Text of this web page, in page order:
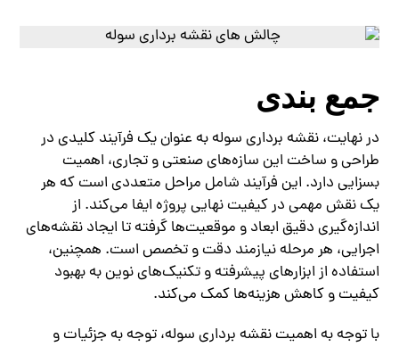
جمع‌ بندی
در نهایت، نقشه برداری سوله به عنوان یک فرآیند کلیدی در
طراحی و ساخت این سازه‌های صنعتی و تجاری، اهمیت
بسزایی دارد. این فرآیند شامل مراحل متعددی است که هر
یک نقش مهمی در کیفیت نهایی پروژه ایفا می‌کند. از
اندازه‌گیری دقیق ابعاد و موقعیت‌ها گرفته تا ایجاد نقشه‌های
اجرایی، هر مرحله نیازمند دقت و تخصص است. همچنین،
استفاده از ابزارهای پیشرفته و تکنیک‌های نوین به بهبود
کیفیت و کاهش هزینه‌ها کمک می‌کند.
با توجه به اهمیت نقشه برداری سوله، توجه به جزئیات و